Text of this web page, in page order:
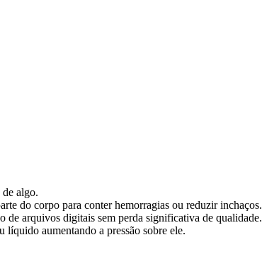
algo.
do corpo para conter hemorragias ou reduzir inchaços.
de arquivos digitais sem perda significativa de qualidade.
aumentando a pressão sobre ele.